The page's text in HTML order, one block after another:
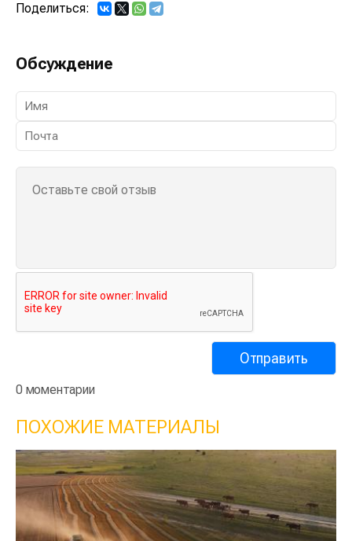
Поделиться:
Обсуждение
0 моментарии
ПОХОЖИЕ МАТЕРИАЛЫ